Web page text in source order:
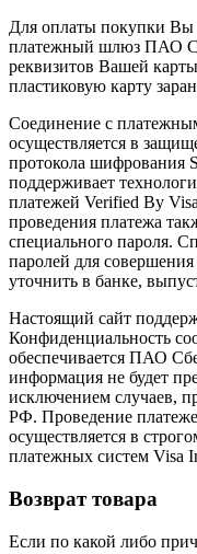
Для оплаты покупки Вы
платежный шлюз ПАО
реквизитов Вашей
пластиковую карту
Соединение с
осуществляется в
протокола шифрования
поддерживает
платежей Verified By
проведения платежа
специального пароля.
паролей для
уточнить в банке,
Настоящий сайт
Конфиденциальность
обеспечивается ПАО
информация не будет
исключением случаев,
РФ. Проведение
осуществляется в
платежных систем Visa
Возврат товара
Если по какой либо